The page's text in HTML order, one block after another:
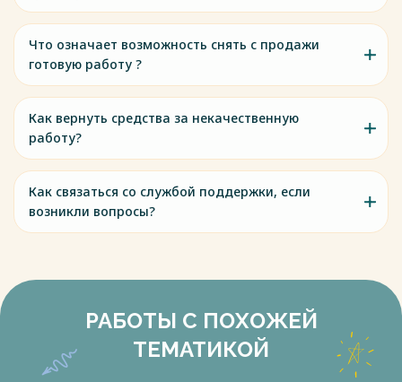
Что означает возможность снять с продажи
готовую работу ?
Как вернуть средства за некачественную
работу?
Как связаться со службой поддержки, если
возникли вопросы?
РАБОТЫ С ПОХОЖЕЙ
ТЕМАТИКОЙ